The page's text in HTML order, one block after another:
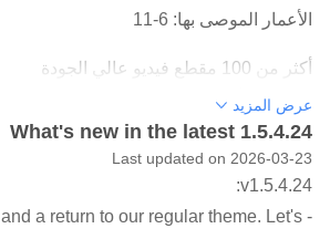
الأعمار الموصى بها: 6-11
أكثر من 100 مقطع فيديو عالي الجودة
يتم إنشاء أغانينا وقصصنا المتحركة بواسطة
المجلس الثقافي البريطاني ويتم تجميعها
القصص الخيالية وأغاني الأطفال الكلاسيكية
يأتي كل فيديو مزودًا بترجمات يمكن تشغيلها
لمساعدة الأطفال على القراءة والاستماع.
عرض المزيد
What's new in the latest 1.5.4.24
Last updated on 2026-03-23
v1.5.4.24:
and a return to our regular theme. Let's